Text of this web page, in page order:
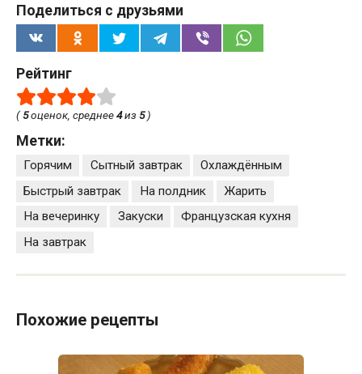
Поделиться с друзьями
Рейтинг
(5оценок, среднее4из 5)
Метки:
Горячим Сытный завтрак
Охлаждённым
Быстрый завтрак
На полдник
Жарить
На вечеринку
Закуски
Французская кухня
На завтрак
Похожие рецепты